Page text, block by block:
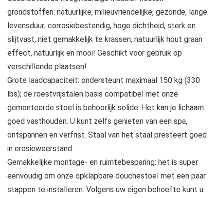
grondstoffen: natuurlijke, milieuvriendelijke, gezonde, lange
levensduur; corrosiebestendig, hoge dichtheid, sterk en
slijtvast, niet gemakkelijk te krassen, natuurlijk hout graan
effect, natuurlijk en mooi! Geschikt voor gebruik op
verschillende plaatsen!
Grote laadcapaciteit: ondersteunt maximaal 150 kg (330
lbs); de roestvrijstalen basis compatibel met onze
gemonteerde stoel is behoorlijk solide. Het kan je lichaam
goed vasthouden. U kunt zelfs genieten van een spa,
ontspannen en verfrist. Staal van het staal presteert goed
in erosieweerstand.
Gemakkelijke montage- en ruimtebesparing: het is super
eenvoudig om onze opklapbare douchestoel met een paar
stappen te installeren. Volgens uw eigen behoefte kunt u